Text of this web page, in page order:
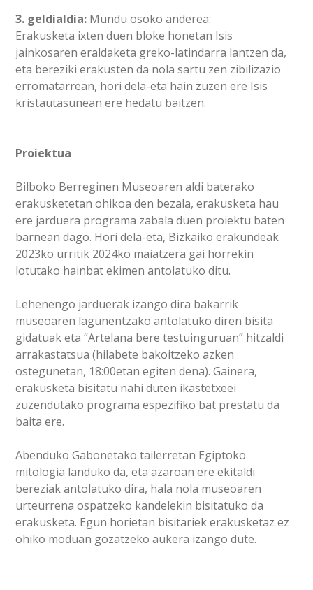
3. geldialdia: Mundu osoko anderea:
Erakusketa ixten duen bloke honetan Isis
jainkosaren eraldaketa greko-latindarra lantzen da,
eta bereziki erakusten da nola sartu zen zibilizazio
erromatarrean, hori dela-eta hain zuzen ere Isis
kristautasunean ere hedatu baitzen.
Proiektua
Bilboko Berreginen Museoaren aldi baterako
erakusketetan ohikoa den bezala, erakusketa hau
ere jarduera programa zabala duen proiektu baten
barnean dago. Hori dela-eta, Bizkaiko erakundeak
2023ko urritik 2024ko maiatzera gai horrekin
lotutako hainbat ekimen antolatuko ditu.
Lehenengo jarduerak izango dira bakarrik
museoaren lagunentzako antolatuko diren bisita
gidatuak eta “Artelana bere testuinguruan” hitzaldi
arrakastatsua (hilabete bakoitzeko azken
ostegunetan, 18:00etan egiten dena). Gainera,
erakusketa bisitatu nahi duten ikastetxeei
zuzendutako programa espezifiko bat prestatu da
baita ere.
Abenduko Gabonetako tailerretan Egiptoko
mitologia landuko da, eta azaroan ere ekitaldi
bereziak antolatuko dira, hala nola museoaren
urteurrena ospatzeko kandelekin bisitatuko da
erakusketa. Egun horietan bisitariek erakusketaz ez
ohiko moduan gozatzeko aukera izango dute.